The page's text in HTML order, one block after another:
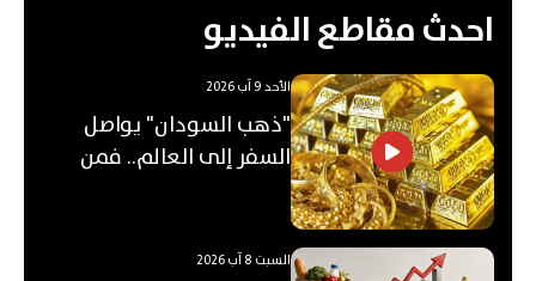
احدث مقاطع الفيديو
الأحد 9 آب 2026
"ذهب السودان" يواصل
السفر إلى العالم.. فمن
السبت 8 آب 2026